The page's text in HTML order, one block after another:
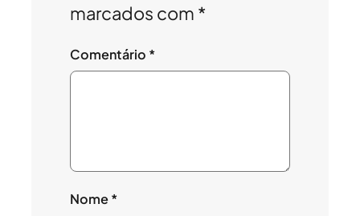
marcados com *
Comentário *
Nome*